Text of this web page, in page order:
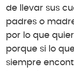
de llevar sus
padres o
por lo que
porque si lo
siempre